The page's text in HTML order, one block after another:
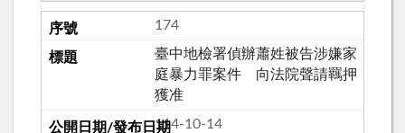
174
臺中地檢署偵辦蕭姓被告涉嫌家
庭暴力罪案件 向法院聲請羈押
獲准
114-10-14